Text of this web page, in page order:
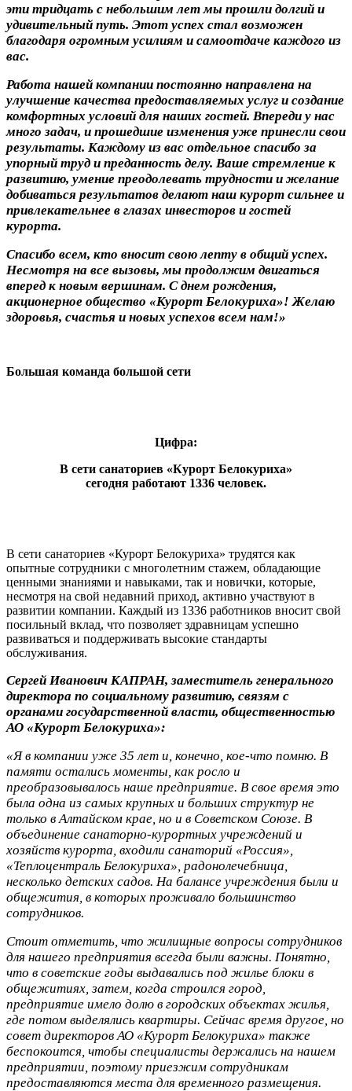
эти тридцать с небольшим лет мы прошли долгий и
удивительный путь. Этот успех стал возможен
благодаря огромным усилиям и самоотдаче каждого из
вас.
Работа нашей компании постоянно направлена на
улучшение качества предоставляемых услуг и создание
комфортных условий для наших гостей. Впереди у нас
много задач, и прошедшие изменения уже принесли свои
результаты. Каждому из вас отдельное спасибо за
упорный труд и преданность делу. Ваше стремление к
развитию, умение преодолевать трудности и желание
добиваться результатов делают наш курорт сильнее и
привлекательнее в глазах инвесторов и гостей
курорта.
Спасибо всем, кто вносит свою лепту в общий успех.
Несмотря на все вызовы, мы продолжим двигаться
вперед к новым вершинам. С днем рождения,
акционерное общество «Курорт Белокуриха»! Желаю
здоровья, счастья и новых успехов всем нам!»
Большая команда большой сети
Цифра:
В сети санаториев «Курорт Белокуриха»
сегодня работают 1336 человек.
В сети санаториев «Курорт Белокуриха» трудятся как
опытные сотрудники с многолетним стажем, обладающие
ценными знаниями и навыками, так и новички, которые,
несмотря на свой недавний приход, активно участвуют в
развитии компании. Каждый из 1336 работников вносит свой
посильный вклад, что позволяет здравницам успешно
развиваться и поддерживать высокие стандарты
обслуживания.
Сергей Иванович КАПРАН, заместитель генерального
директора по социальному развитию, связям с
органами государственной власти, общественностью
АО «Курорт Белокуриха»:
«Я в компании уже 35 лет и, конечно, кое-что помню. В
памяти остались моменты, как росло и
преобразовывалось наше предприятие. В свое время это
была одна из самых крупных и больших структур не
только в Алтайском крае, но и в Советском Союзе. В
объединение санаторно-курортных учреждений и
хозяйств курорта, входили санаторий «Россия»,
«Теплоцентраль Белокуриха», радонолечебница,
несколько детских садов. На балансе учреждения были и
общежития, в которых проживало большинство
сотрудников.
Стоит отметить, что жилищные вопросы сотрудников
для нашего предприятия всегда были важны. Понятно,
что в советские годы выдавались под жилье блоки в
общежитиях, затем, когда строился город,
предприятие имело долю в городских объектах жилья,
где потом выделялись квартиры. Сейчас время другое, но
совет директоров АО «Курорт Белокуриха» также
беспокоится, чтобы специалисты держались на нашем
предприятии, поэтому приезжим сотрудникам
предоставляются места для временного размещения.